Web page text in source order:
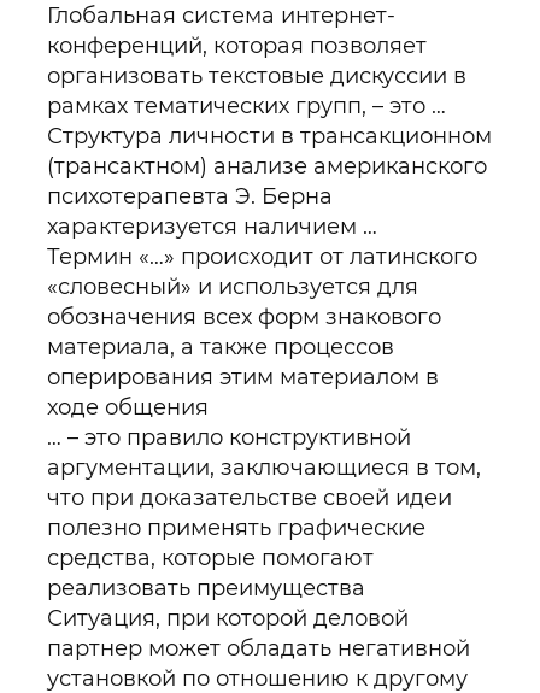
Глобальная система интернет-
конференций, которая позволяет
организовать текстовые дискуссии в
рамках тематических групп, – это …
Структура личности в трансакционном
(трансактном) анализе американского
психотерапевта Э. Берна
характеризуется наличием …
Термин «…» происходит от латинского
«словесный» и используется для
обозначения всех форм знакового
материала, а также процессов
оперирования этим материалом в
ходе общения
… – это правило конструктивной
аргументации, заключающиеся в том,
что при доказательстве своей идеи
полезно применять графические
средства, которые помогают
реализовать преимущества
Ситуация, при которой деловой
партнер может обладать негативной
установкой по отношению к другому